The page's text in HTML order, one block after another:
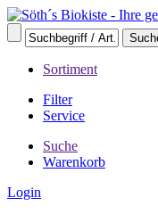
Sortiment
Filter
Service
Suche
Warenkorb
Login